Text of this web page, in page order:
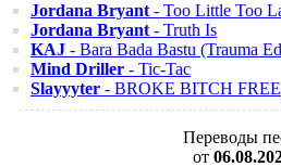
Jordana Bryant - Too Little Too
Jordana Bryant - Truth Is
KAJ - Bara Bada Bastu (Trauma
Mind Driller - Tic-Tac
Slayyyter - BROKE BITCH FREE
Переводы
от